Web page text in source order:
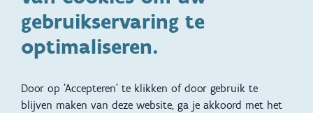
gebruikservaring te
optimaliseren.
Door op 'Accepteren' te klikken of door gebruik te
blijven maken van deze website, ga je akkoord met het
ondersteuningsbehoefte
Zwangerschap en geboorte
Slapen
Kinderwens